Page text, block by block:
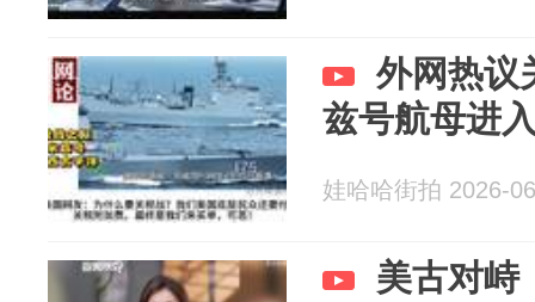
外网热议
兹号航母进
娃哈哈街拍 2026-
美古对峙